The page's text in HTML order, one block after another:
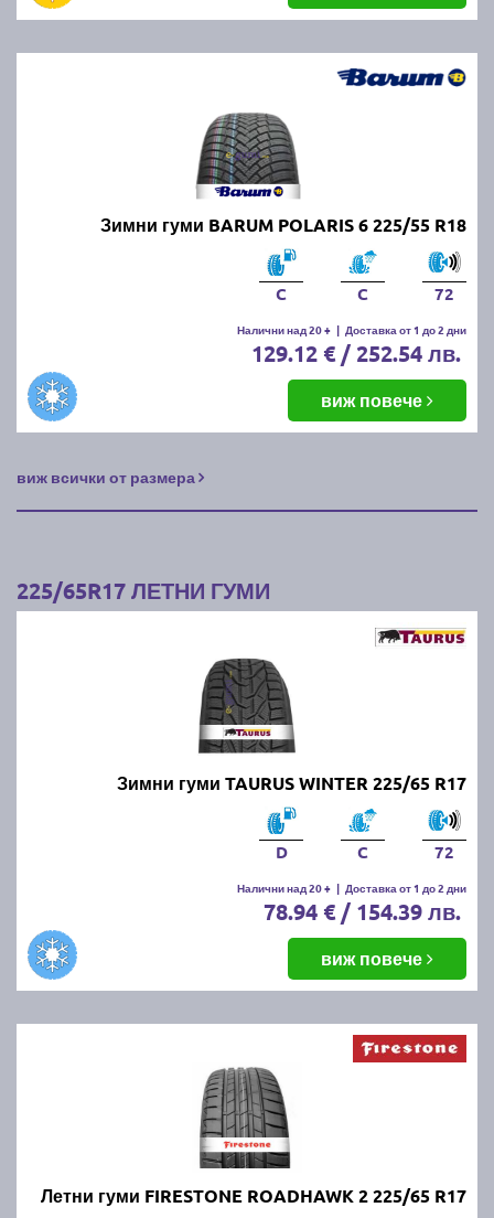
Зимни гуми BARUM POLARIS 6 225/55 R18
C C 72
Налични над 20 + | Доставка от 1 до 2 дни
129.12 € / 252.54 лв.
виж повече
виж всички от размера
225/65R17 ЛЕТНИ ГУМИ
Зимни гуми TAURUS WINTER 225/65 R17
D C 72
Налични над 20 + | Доставка от 1 до 2 дни
78.94 € / 154.39 лв.
виж повече
Летни гуми FIRESTONE ROADHAWK 2 225/65 R17